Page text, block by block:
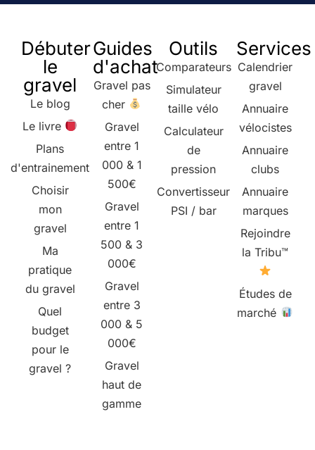
Débuter
le
gravel
Le blog
Le livre
Plans
d'entrainement
Choisir
mon
gravel
Ma
pratique
du gravel
Quel
budget
pour le
gravel ?
Guides
d'achat
Gravel pas
cher
Gravel
entre 1
000 & 1
500€
Gravel
entre 1
500 & 3
000€
Gravel
entre 3
000 & 5
000€
Gravel
haut de
gamme
Outils
Comparateurs
Simulateur
taille vélo
Calculateur
de
pression
Convertisseur
PSI / bar
Services
Calendrier
gravel
Annuaire
vélocistes
Annuaire
clubs
Annuaire
marques
Rejoindre
la Tribu™
Études de
marché